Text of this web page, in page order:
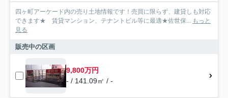
四ヶ町アーケード内の売り土地情報です！売買に限らず、建貸しも対応
できます★ 賃貸マンション、テナントビル等に最適★佐世保... もっと
見る
販売中の区画
9,800万円
- / 141.09㎡ / -